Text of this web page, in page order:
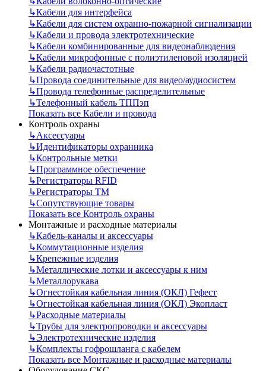
↳Кабели для интерфейса
↳Кабели для систем охранно-пожарной сигнализации
↳Кабели и провода электротехнические
↳Кабели комбинированные для видеонаблюдения
↳Кабели микрофонные с полиэтиленовой изоляцией
↳Кабели радиочастотные
↳Провода соединительные для видео/аудиосистем
↳Провода телефонные распределительные
↳Телефонный кабель ТППэп
Показать все Кабели и провода
Контроль охраны
↳Аксессуары
↳Идентификаторы охранника
↳Контрольные метки
↳Программное обеспечение
↳Регистраторы RFID
↳Регистраторы ТМ
↳Сопутствующие товары
Показать все Контроль охраны
Монтажные и расходные материалы
↳Кабель-каналы и аксессуары
↳Коммутационные изделия
↳Крепежные изделия
↳Металлические лотки и аксессуары к ним
↳Металлорукава
↳Огнестойкая кабельная линия (ОКЛ) Гефест
↳Огнестойкая кабельная линия (ОКЛ) Экопласт
↳Расходные материалы
↳Трубы для электропроводки и аксессуары
↳Электротехнические изделия
↳Комплекты гофрошланга с кабелем
Показать все Монтажные и расходные материалы